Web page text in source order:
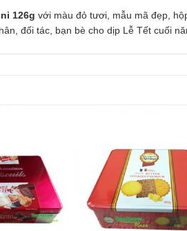
126g với màu đỏ tươi, mẫu mã đẹp,
đối tác, bạn bè cho dịp Lễ Tết cuối